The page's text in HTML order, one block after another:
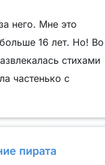
него. Мне это
16 лет. Но! Во
стихами
частенько с
пирата